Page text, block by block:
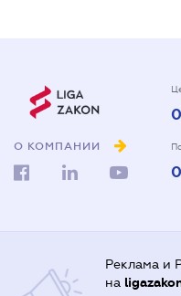
О КОМПАНИИ
Реклама и
на